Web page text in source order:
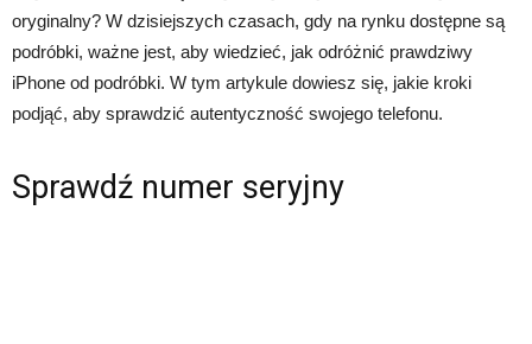
oryginalny? W dzisiejszych czasach, gdy na rynku dostępne są
podróbki, ważne jest, aby wiedzieć, jak odróżnić prawdziwy
iPhone od podróbki. W tym artykule dowiesz się, jakie kroki
podjąć, aby sprawdzić autentyczność swojego telefonu.
Sprawdź numer seryjny